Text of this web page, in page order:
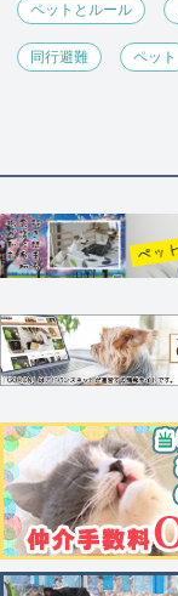
ペットとルール
同行避難 ペット